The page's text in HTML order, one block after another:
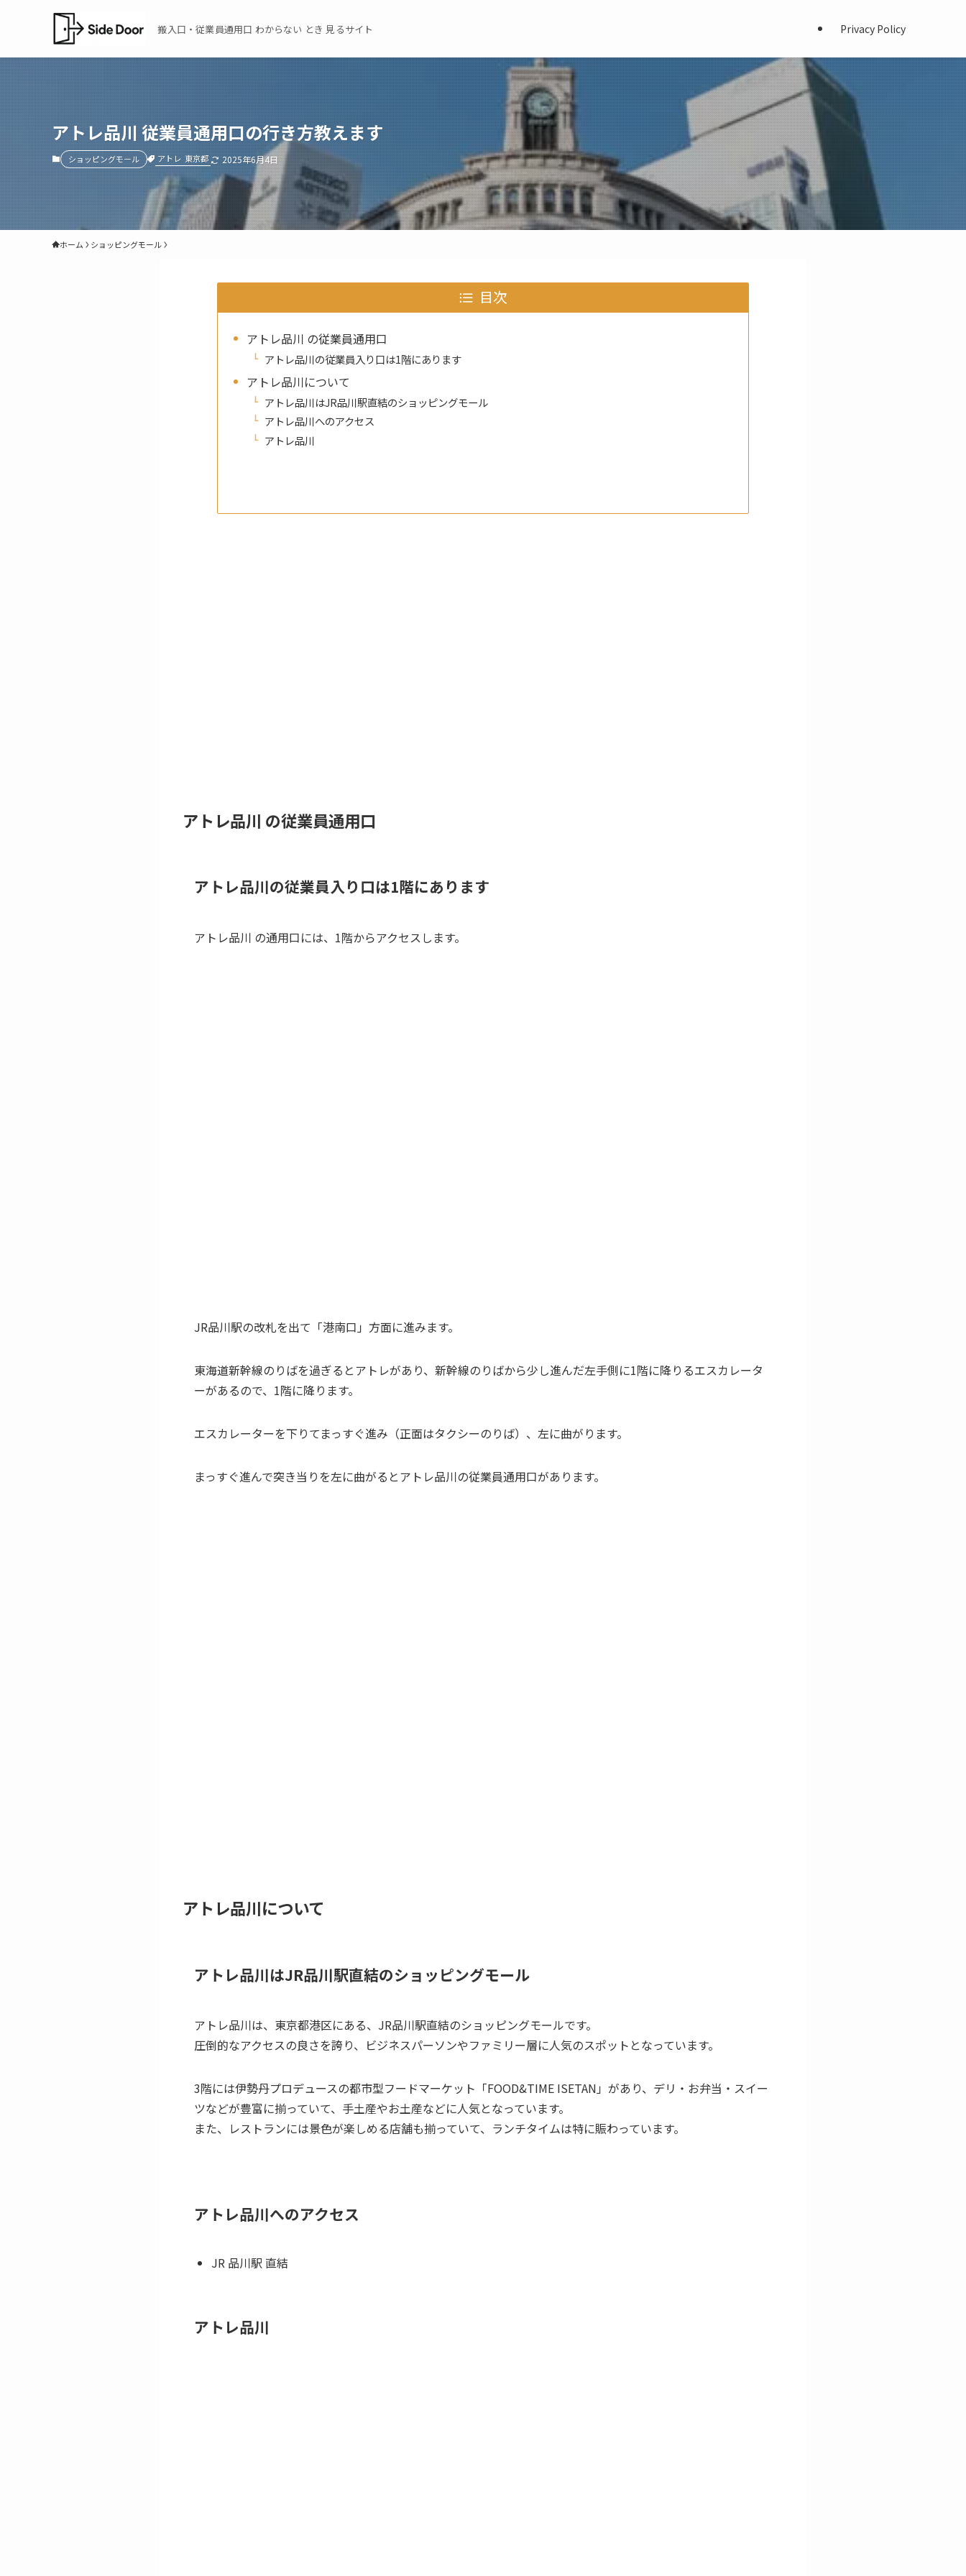
搬入口・従業員通用口 わからない とき 見るサイト Privacy Policy
アトレ品川 従業員通用口の行き方教えます
ショッピングモール アトレ 東京都 2025年6月4日
ホーム ショッピングモール
目次
アトレ品川 の従業員通用口
アトレ品川の従業員入り口は1階にあります
アトレ品川について
アトレ品川はJR品川駅直結のショッピングモール
アトレ品川へのアクセス
アトレ品川
アトレ品川 の従業員通用口
アトレ品川の従業員入り口は1階にあります
アトレ品川 の通用口には、1階からアクセスします。
JR品川駅の改札を出て「港南口」方面に進みます。
東海道新幹線のりばを過ぎるとアトレがあり、新幹線のりばから少し進んだ左手側に1階に降りるエスカレータ
ーがあるので、1階に降ります。
エスカレーターを下りてまっすぐ進み（正面はタクシーのりば）、左に曲がります。
まっすぐ進んで突き当りを左に曲がるとアトレ品川の従業員通用口があります。
アトレ品川について
アトレ品川はJR品川駅直結のショッピングモール
アトレ品川は、東京都港区にある、JR品川駅直結のショッピングモールです。
圧倒的なアクセスの良さを誇り、ビジネスパーソンやファミリー層に人気のスポットとなっています。
3階には伊勢丹プロデュースの都市型フードマーケット「FOOD&TIME ISETAN」があり、デリ・お弁当・スイー
ツなどが豊富に揃っていて、手土産やお土産などに人気となっています。
また、レストランには景色が楽しめる店舗も揃っていて、ランチタイムは特に賑わっています。
アトレ品川へのアクセス
JR 品川駅 直結
アトレ品川